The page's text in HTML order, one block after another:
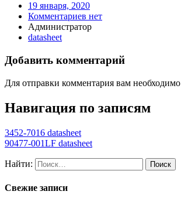
19 января, 2020
Комментариев нет
Администратор
datasheet
Добавить комментарий
Для отправки комментария вам необходимо
Навигация по записям
3452-7016 datasheet
90477-001LF datasheet
Найти:
Свежие записи